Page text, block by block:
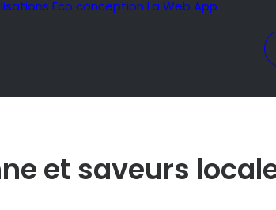
Eco conception La Web App
et saveurs